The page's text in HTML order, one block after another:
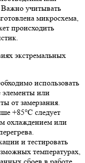
Важно учитывать
микросхема,
происходить
экстремальных
использовать
элементы или
от замерзания.
+85°C следует
охлаждением или
и тестировать
температурах,
сбоев в работе.